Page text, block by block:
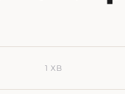
1 ХВ